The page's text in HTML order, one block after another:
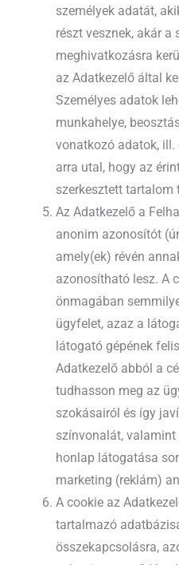
személyek adatát,
részt vesznek, akár
meghivatkozásra
az Adatkezelő által
Személyes adatok
munkahelye,
vonatkozó adatok, ill.
arra utal, hogy az
szerkesztett tartalom
Az Adatkezelő a
anonim azonosítót
amely(ek) révén
azonosítható lesz. A
önmagában
ügyfelet, azaz a
látogató gépének
Adatkezelő abból a
tudhasson meg az
szokásairól és így
színvonalát,
honlap látogatása
marketing (reklám)
A cookie az
tartalmazó
összekapcsolásra,